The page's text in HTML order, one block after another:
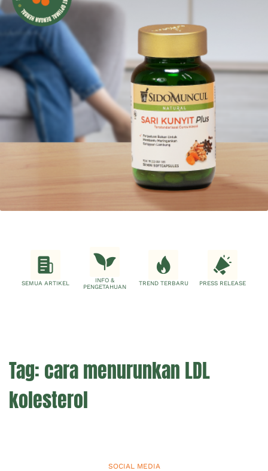
SEMUA ARTIKEL
INFO &
PENGETAHUAN
TREND TERBARU PRESS RELEASE
Tag: cara menurunkan LDL
kolesterol
SOCIAL MEDIA